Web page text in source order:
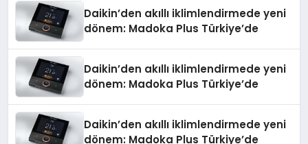
Daikin’den akıllı iklimlendirmede yeni
dönem: Madoka Plus Türkiye’de
Daikin’den akıllı iklimlendirmede yeni
dönem: Madoka Plus Türkiye’de
Daikin’den akıllı iklimlendirmede yeni
dönem: Madoka Plus Türkiye’de